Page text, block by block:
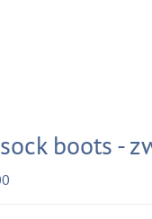
boots -